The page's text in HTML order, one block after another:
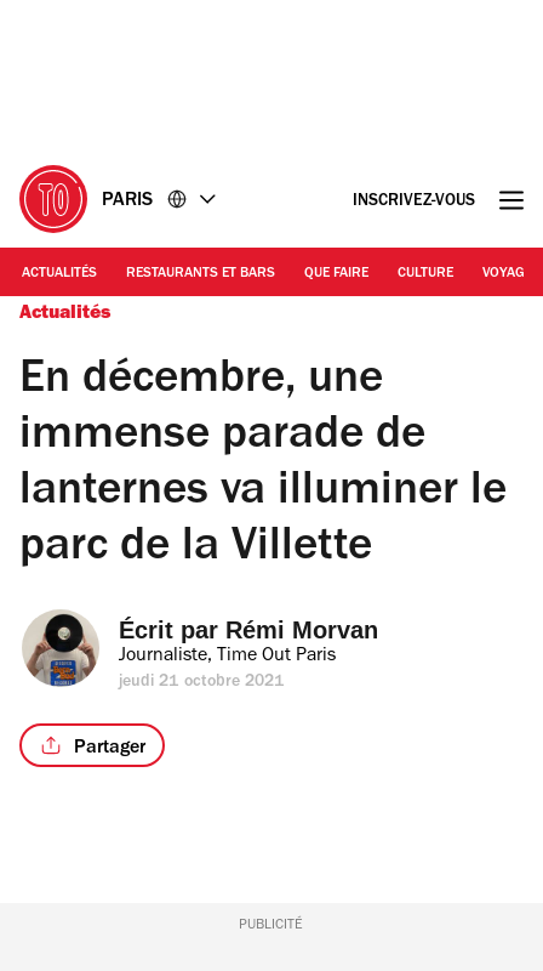
PARIS INSCRIVEZ-VOUS
ACTUALITÉS RESTAURANTS ET BARS QUE FAIRE CULTURE VOYAGE
Actualités
En décembre, une
immense parade de
lanternes va illuminer le
parc de la Villette
Écrit par Rémi Morvan
Journaliste, Time Out Paris
jeudi 21 octobre 2021
Partager
PUBLICITÉ